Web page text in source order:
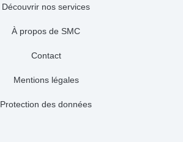
Découvrir nos services
À propos de SMC
Contact
Mentions légales
Protection des données